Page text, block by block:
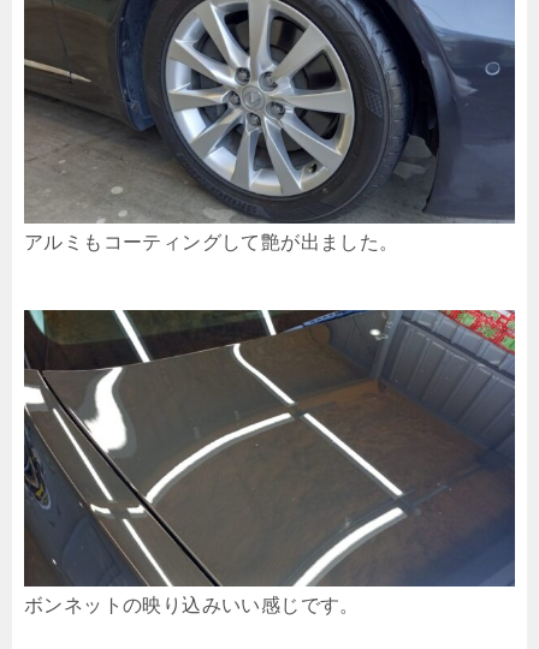
アルミもコーティングして艶が出ました。
ボンネットの映り込みいい感じです。